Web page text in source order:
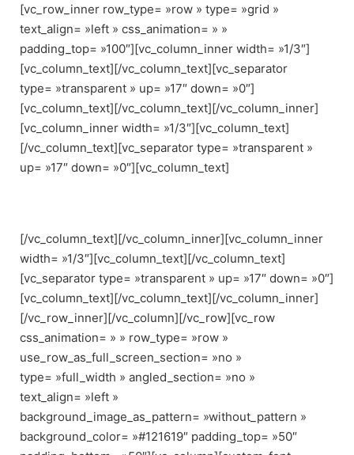
[vc_row_inner row_type= »row » type= »grid »
text_align= »left » css_animation= » »
padding_top= »100″][vc_column_inner width= »1/3″]
[vc_column_text][/vc_column_text][vc_separator
type= »transparent » up= »17″ down= »0″]
[vc_column_text][/vc_column_text][/vc_column_inner]
[vc_column_inner width= »1/3″][vc_column_text]
[/vc_column_text][vc_separator type= »transparent »
up= »17″ down= »0″][vc_column_text]
[/vc_column_text][/vc_column_inner][vc_column_inner
width= »1/3″][vc_column_text][/vc_column_text]
[vc_separator type= »transparent » up= »17″ down= »0″]
[vc_column_text][/vc_column_text][/vc_column_inner]
[/vc_row_inner][/vc_column][/vc_row][vc_row
css_animation= » » row_type= »row »
use_row_as_full_screen_section= »no »
type= »full_width » angled_section= »no »
text_align= »left »
background_image_as_pattern= »without_pattern »
background_color= »#121619″ padding_top= »50″